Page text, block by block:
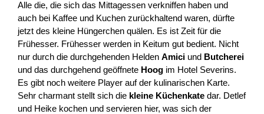
Alle die, die sich das Mittagessen verkniffen haben und
auch bei Kaffee und Kuchen zurückhaltend waren, dürfte
jetzt des kleine Hüngerchen quälen. Es ist Zeit für die
Frühesser. Frühesser werden in Keitum gut bedient. Nicht
nur durch die durchgehenden Helden Amici und Butcherei
und das durchgehend geöffnete Hoog im Hotel Severins.
Es gibt noch weitere Player auf der kulinarischen Karte.
Sehr charmant stellt sich die kleine Küchenkate dar. Detlef
und Heike kochen und servieren hier, was sich der